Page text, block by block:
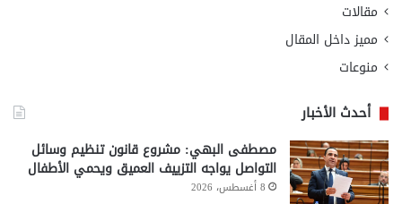
مقالات
مميز داخل المقال
منوعات
أحدث الأخبار
مصطفى البهي: مشروع قانون تنظيم وسائل
التواصل يواجه التزييف العميق ويحمي الأطفال
8 أغسطس، 2026